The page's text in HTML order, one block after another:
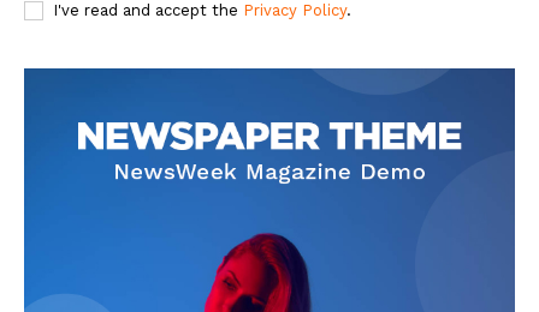
I've read and accept the Privacy Policy.